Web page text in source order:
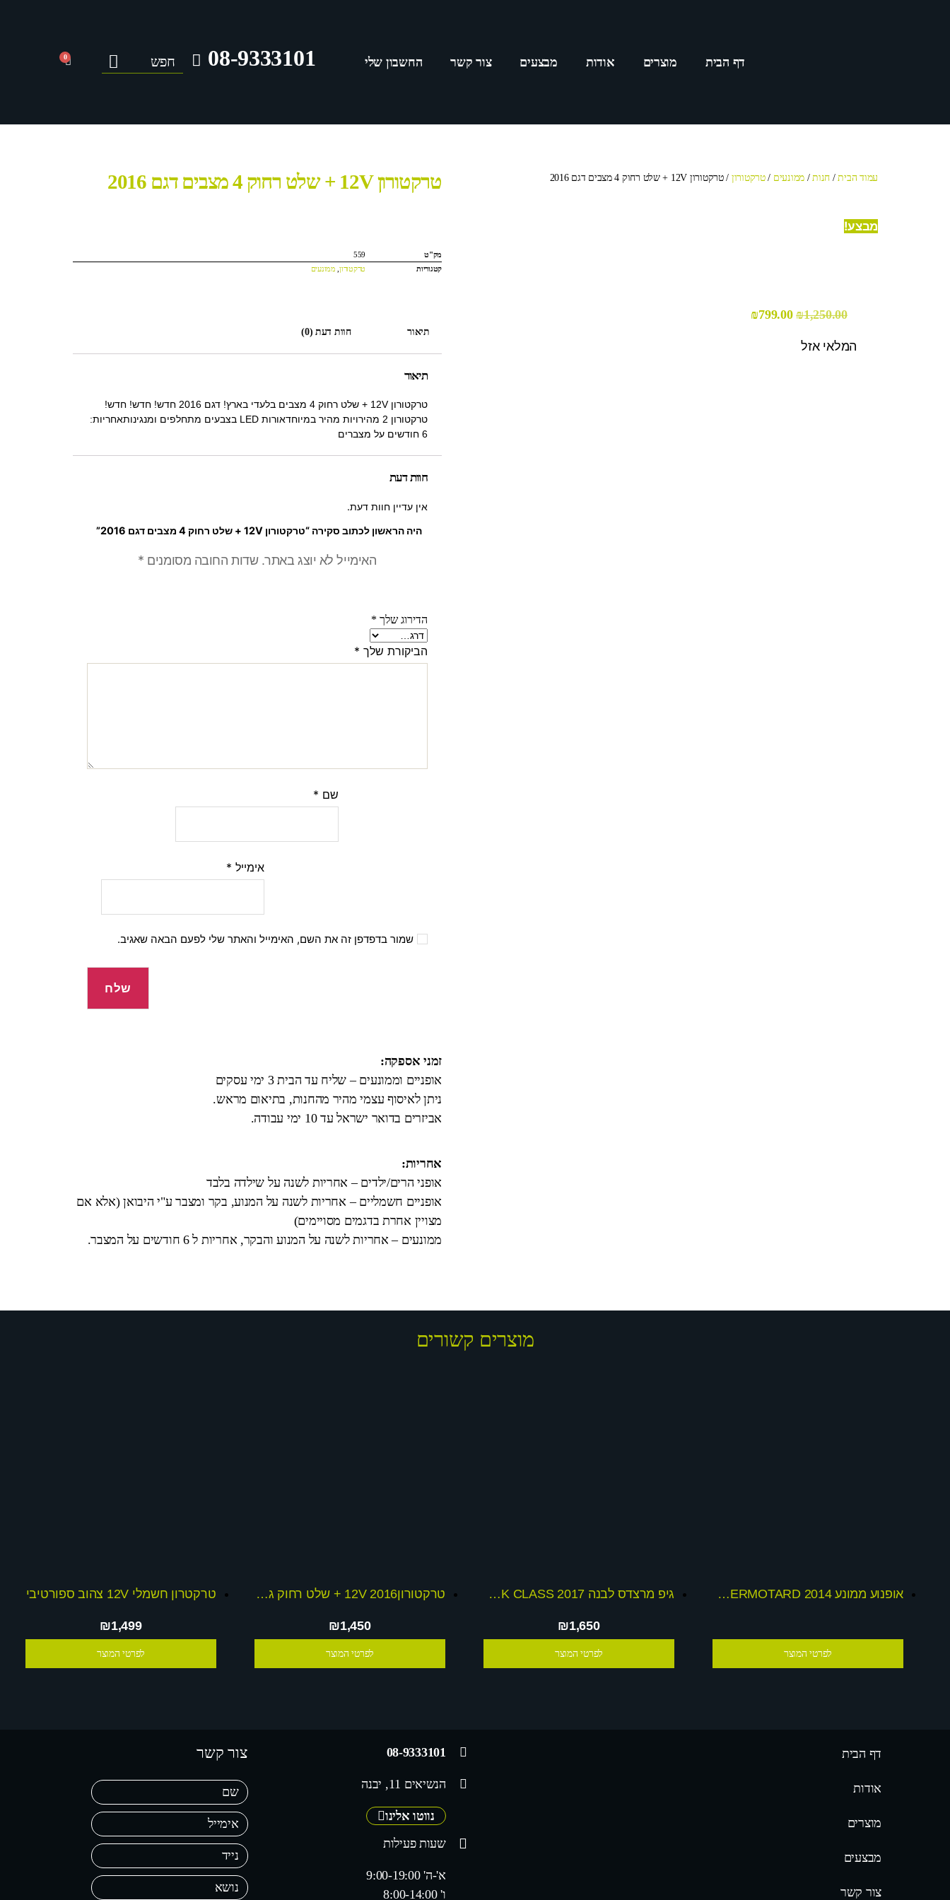
דף הבית מוצרים אודות מבצעים צור קשר החשבון שלי 08-9333101
0
עמוד הבית/ חנות/ ממונעים /טרקטורון / טרקטורון 12V + שלט רחוק 4 מצבים דגם 2016
מבצע!
₪1,250.00
₪799.00
המלאי אזל
טרקטורון 12V + שלט רחוק 4 מצבים דגם 2016
מק"ט
559
קטגוריות
טרקטורון, ממונעים
תיאור חוות דעת (0)
תיאור
טרקטורון 12V + שלט רחוק 4 מצבים בלעדי בארץ! דגם 2016 חדש! חדש! חדש!
טרקטורון 2 מהירויות מהיר במיוחדאורות LED בצבעים מתחלפים ומנגינותאחריות:
6 חודשים על מצברים
חוות דעת
אין עדיין חוות דעת.
היה הראשון לכתוב סקירה “טרקטורון 12V + שלט רחוק 4 מצבים דגם 2016”
האימייל לא יוצג באתר. שדות החובה מסומנים *
הדירוג שלך *
הביקורת שלך *
שם *
אימייל *
שמור בדפדפן זה את השם, האימייל והאתר שלי לפעם הבאה שאגיב.
זמני אספקה:
אופניים וממונעים – שליח עד הבית 3 ימי עסקים
ניתן לאיסוף עצמי מהיר מהחנות, בתיאום מראש.
אביזרים בדואר ישראל עד 10 ימי עבודה.
אחריות:
אופני הרים/ילדים – אחריות לשנה על שילדה בלבד
אופניים חשמליים – אחריות לשנה על המנוע, בקר ומצבר ע"י היבואן (אלא אם
מצויין אחרת בדגמים מסויימים)
ממונעים – אחריות לשנה על המנוע והבקר, אחריות ל 6 חודשים על המצבר.
מוצרים קשורים
אופנוע ממונע 2014 24v DUCATI HYPERMOTARD
לפרטי המוצר
גיפ מרצדס לבנה 2017 GLK CLASS ממונע 12V היחיד בארץ עם קפיצים שלט חכם וידית נשיאה
₪1,650
לפרטי המוצר
טרקטורון2016 12V + שלט רחוק גלגלי אויר!
₪1,450
לפרטי המוצר
טרקטרון חשמלי 12V צהוב ספורטיבי
₪1,499
לפרטי המוצר
דף הבית
אודות
מוצרים
מבצעים
צור קשר
08-9333101
הנשיאים 11, יבנה
נווטו אלינו
שעות פעילות
א'-ה' 9:00-19:00
ו' 8:00-14:00
צור קשר